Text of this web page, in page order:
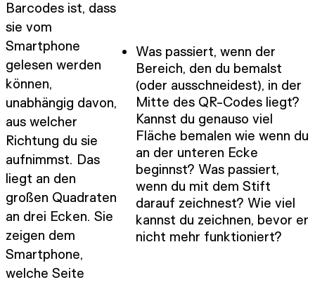
Barcodes ist, dass
sie vom
Smartphone
gelesen werden
können,
unabhängig davon,
aus welcher
Richtung du sie
aufnimmst. Das
liegt an den
großen Quadraten
an drei Ecken. Sie
zeigen dem
Smartphone,
welche Seite
Was passiert, wenn der
Bereich, den du bemalst
(oder ausschneidest), in der
Mitte des QR-Codes liegt?
Kannst du genauso viel
Fläche bemalen wie wenn du
an der unteren Ecke
beginnst? Was passiert,
wenn du mit dem Stift
darauf zeichnest? Wie viel
kannst du zeichnen, bevor er
nicht mehr funktioniert?